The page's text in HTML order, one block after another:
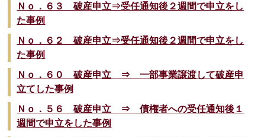
Ｎｏ．６３ 破産申立⇒受任通知後２週間で申立をし
た事例
Ｎｏ．６２ 破産申立⇒受任通知後２週間で申立をし
た事例
Ｎｏ．６０ 破産申立 ⇒ 一部事業譲渡して破産申
立てした事例
Ｎｏ．５６ 破産申立 ⇒ 債権者への受任通知後１
週間で申立をした事例